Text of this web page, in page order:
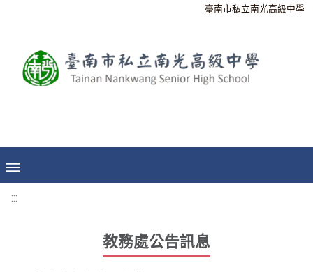
臺南市私立南光高級中學
:::
教務處公告訊息